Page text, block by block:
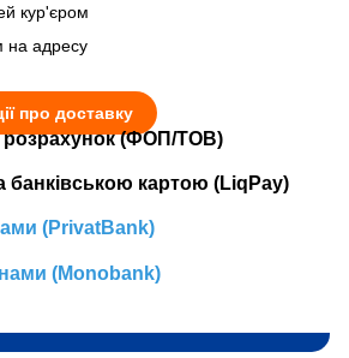
кур'єром
на адресу
про доставку
розрахунок (ФОП/ТОВ)
банківською картою (LiqPay)
(PrivatBank)
(Monobank)